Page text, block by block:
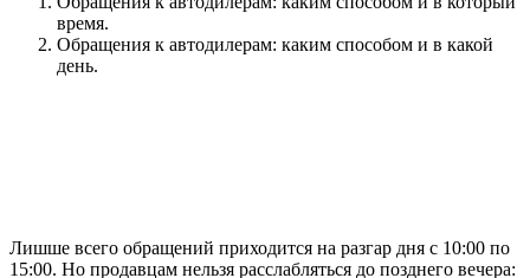
время.
Обращения к автодилерам: каким способом и в какой
день.
Лишше всего обращений приходится на разгар дня с 10:00 по
15:00. Но продавцам нельзя расслабляться до позднего вечера: